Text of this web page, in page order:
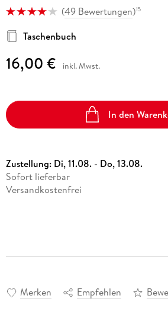
(49 Bewertungen)15
Taschenbuch
16,00 € inkl. Mwst.
In den
Zustellung: Di, 11.08. - Do, 13.08.
Sofort lieferbar
Versandkostenfrei
Merken Empfehlen